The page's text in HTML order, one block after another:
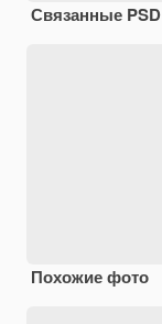
Связанные PSD
Похожие фото